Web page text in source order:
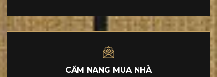
CẨM NANG MUA NHÀ